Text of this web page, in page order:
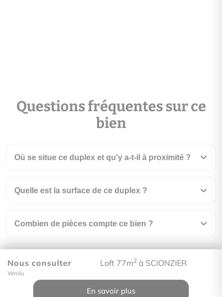
Nous consulter Loft 77m2à SCIONZIER
Vendu
En savoir plus
Questions fréquentes sur ce
bien
Où se situe ce duplex et qu'y a-t-il à proximité ?
Quelle est la surface de ce duplex ?
Combien de pièces compte ce bien ?
Quelle est la performance énergétique (DPE) de